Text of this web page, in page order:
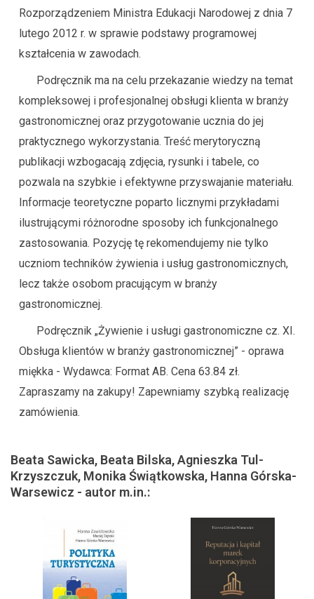
Rozporządzeniem Ministra Edukacji Narodowej z dnia 7
lutego 2012 r. w sprawie podstawy programowej
kształcenia w zawodach.
Podręcznik ma na celu przekazanie wiedzy na temat
kompleksowej i profesjonalnej obsługi klienta w branży
gastronomicznej oraz przygotowanie ucznia do jej
praktycznego wykorzystania. Treść merytoryczną
publikacji wzbogacają zdjęcia, rysunki i tabele, co
pozwala na szybkie i efektywne przyswajanie materiału.
Informacje teoretyczne poparto licznymi przykładami
ilustrującymi różnorodne sposoby ich funkcjonalnego
zastosowania. Pozycję tę rekomendujemy nie tylko
uczniom techników żywienia i usług gastronomicznych,
lecz także osobom pracującym w branży
gastronomicznej.
Podręcznik „Żywienie i usługi gastronomiczne cz. XI.
Obsługa klientów w branży gastronomicznej” - oprawa
miękka - Wydawca: Format AB. Cena 63.84 zł.
Zapraszamy na zakupy! Zapewniamy szybką realizację
zamówienia.
Beata Sawicka, Beata Bilska, Agnieszka Tul-
Krzyszczuk, Monika Świątkowska, Hanna Górska-
Warsewicz - autor m.in.: